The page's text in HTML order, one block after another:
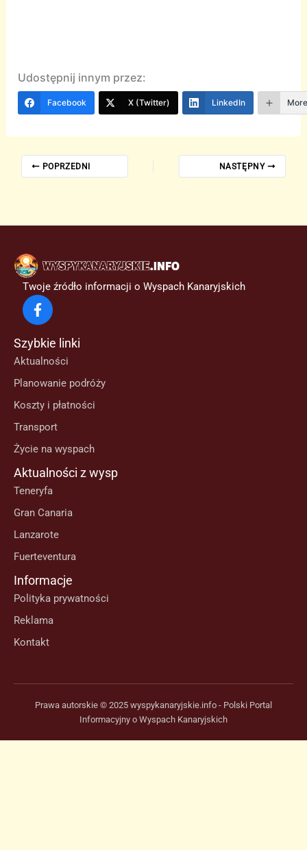
Udostępnij innym przez:
Facebook X (Twitter) LinkedIn
POPRZEDNI NASTĘPNY
Twoje źródło informacji o Wyspach Kanaryjskich
Szybkie linki
Aktualności
Planowanie podróży
Koszty i płatności
Transport
Życie na wyspach
Aktualności z wysp
Teneryfa
Gran Canaria
Lanzarote
Fuerteventura
Informacje
Polityka prywatności
Reklama
Kontakt
Prawa autorskie © 2025 wyspykanaryjskie.info - Polski Portal
Informacyjny o Wyspach Kanaryjskich